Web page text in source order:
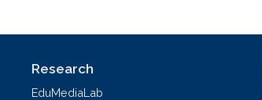
Research
EduMediaLab